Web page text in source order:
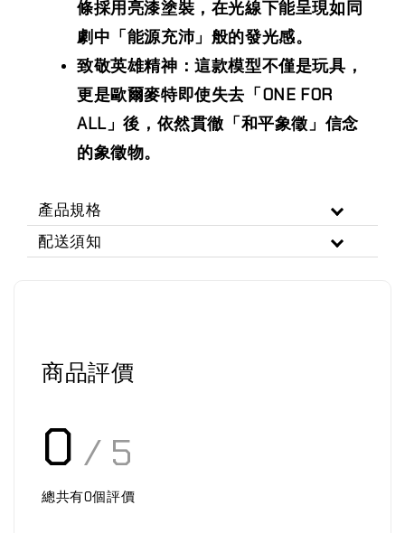
條採用亮漆塗裝，在光線下能呈現如同
劇中「能源充沛」般的發光感。
致敬英雄精神：這款模型不僅是玩具，
更是歐爾麥特即使失去「ONE FOR
ALL」後，依然貫徹「和平象徵」信念
的象徵物。
產品規格
配送須知
商品評價
0 / 5
總共有0個評價